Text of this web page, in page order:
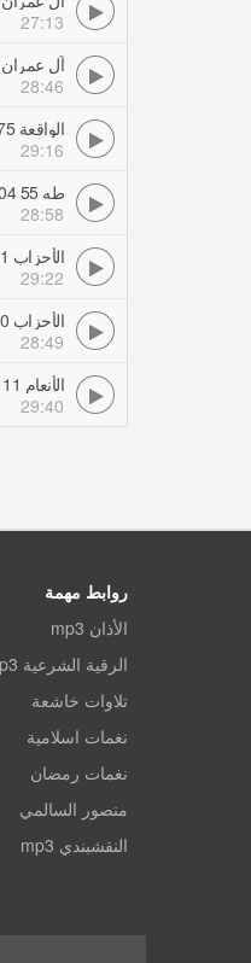
27:13
آل عمران
28:46
الواقعة 75 الحديد 24 محمود خليل الحصري استوديو تلاوات مجودة
29:16
طه 55 104 محمود خليل الحصري استوديو تلاوات مجودة
28:58
الأحزاب 51 سبأ 9 محمود خليل الحصري استوديو تلاوات مجودة
29:22
الأحزاب 60 سبأ 23 محمود خليل الحصري استوديو تلاوات مجودة
28:49
الأنعام 111 142 محمود خليل الحصري استوديو تلاوات مجودة
29:40
روابط مهمة
الأذان mp3
الرقية الشرعية mp3
تلاوات خاشعة
نغمات اسلامية
نغمات رمضان
منصور السالمي
النقشبندي mp3